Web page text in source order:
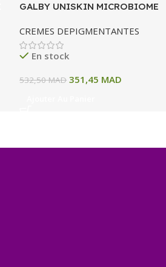
GALBY UNISKIN MICROBIOME
ECLAIRCISSANT 30 ML
CREMES DEPIGMENTANTES
En stock
532,50MAD 351,45 MAD